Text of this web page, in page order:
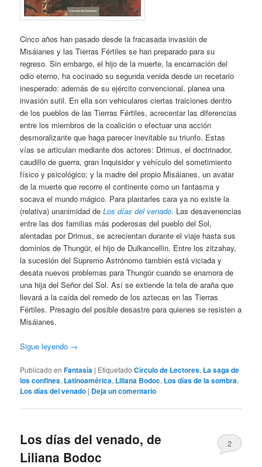
Cinco años han pasado desde la fracasada invasión de
Misáianes y las Tierras Fértiles se han preparado para su
regreso. Sin embargo, el hijo de la muerte, la encarnación del
odio eterno, ha cocinado su segunda venida desde un recetario
inesperado: además de su ejército convencional, planea una
invasión sutil. En ella son vehiculares ciertas traiciones dentro
de los pueblos de las Tierras Fértiles, acrecentar las diferencias
entre los miembros de la coalición o efectuar una acción
desmoralizante que haga parecer inevitable su triunfo. Estas
vías se articulan mediante dos actores: Drimus, el doctrinador,
caudillo de guerra, gran Inquisidor y vehículo del sometimiento
físico y psicológico; y la madre del propio Misáianes, un avatar
de la muerte que recorre el continente como un fantasma y
socava el mundo mágico. Para plantarles cara ya no existe la
(relativa) unanimidad deLos días del venado. Las desavenencias
entre las dos familias más poderosas del pueblo del Sol,
alentadas por Drimus, se acrecientan durante el viaje hasta sus
dominios de Thungür, el hijo de Dulkancellin. Entre los zitzahay,
la sucesión del Supremo Astrónomo también está viciada y
desata nuevos problemas para Thungür cuando se enamora de
una hija del Señor del Sol. Así se extiende la tela de araña que
llevará a la caída del remedo de los aztecas en las Tierras
Fértiles. Presagio del posible desastre para quienes se resisten a
Misáianes.
Sigue leyendo →
Publicado en Fantasía | Etiquetado Círculo de Lectores, La saga de
los confines, Latinoamérica, Liliana Bodoc, Los días de la sombra,
Los días del venado | Deja un comentario
Los días del venado, de
Liliana Bodoc
2